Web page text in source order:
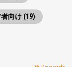
向け (19)